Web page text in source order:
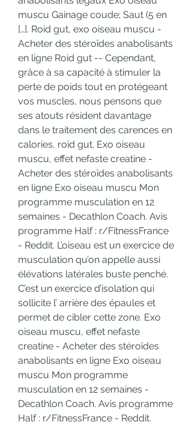
muscu Gainage coude; Saut (5 en
[…]. Roid gut, exo oiseau muscu -
Acheter des stéroïdes anabolisants
en ligne Roid gut -- Cependant,
grâce à sa capacité à stimuler la
perte de poids tout en protégeant
vos muscles, nous pensons que
ses atouts résident davantage
dans le traitement des carences en
calories, roid gut. Exo oiseau
muscu, effet nefaste creatine -
Acheter des stéroïdes anabolisants
en ligne Exo oiseau muscu Mon
programme musculation en 12
semaines - Decathlon Coach. Avis
programme Half : r/FitnessFrance
- Reddit. L’oiseau est un exercice de
musculation qu’on appelle aussi
élévations latérales buste penché.
C’est un exercice d’isolation qui
sollicite l’ arrière des épaules et
permet de cibler cette zone. Exo
oiseau muscu, effet nefaste
creatine - Acheter des stéroïdes
anabolisants en ligne Exo oiseau
muscu Mon programme
musculation en 12 semaines -
Decathlon Coach. Avis programme
Half : r/FitnessFrance - Reddit.